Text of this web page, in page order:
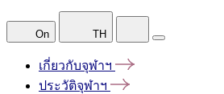
On TH
เกี่ยวกับจุฬาฯ
ประวัติจุฬาฯ